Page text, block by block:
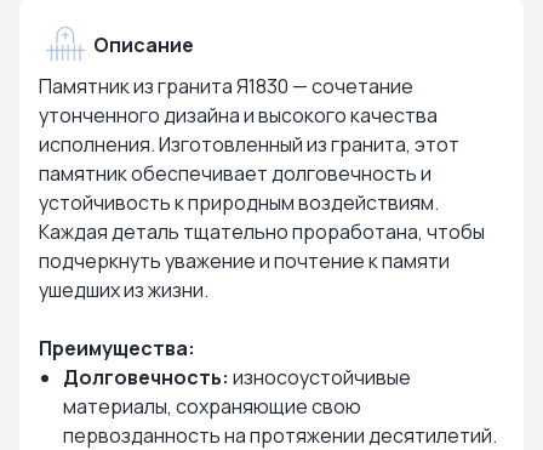
Описание
Памятник из гранита Я1830 — сочетание
утонченного дизайна и высокого качества
исполнения. Изготовленный из гранита, этот
памятник обеспечивает долговечность и
устойчивость к природным воздействиям.
Каждая деталь тщательно проработана, чтобы
подчеркнуть уважение и почтение к памяти
ушедших из жизни.
Преимущества:
Долговечность: износоустойчивые
материалы, сохраняющие свою
первозданность на протяжении десятилетий.